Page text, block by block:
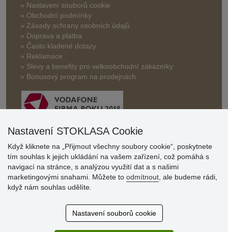
» Nastavení souborů cookie
» Obchodní podmínky
» Zásady ochrany osobních údajů
» Doprava a platba
» Často kladené dotazy
» Reklamace
» Slevy a benefity pro velkoobchodní zákazníky
» Bonusový program na prodejnách
Hodnocení
zákazníků
29.7.2026
Super obchod, kvalitní zboží za slušné ceny. Vřele
Nastavení STOKLASA Cookie
Když kliknete na „Přijmout všechny soubory cookie“, poskytnete
tím souhlas k jejich ukládání na vašem zařízení, což pomáhá s
navigací na stránce, s analýzou využití dat a s našimi
marketingovými snahami. Můžete to odmítnout , ale budeme rádi,
když nám souhlas udělíte.
Nastavení souborů cookie